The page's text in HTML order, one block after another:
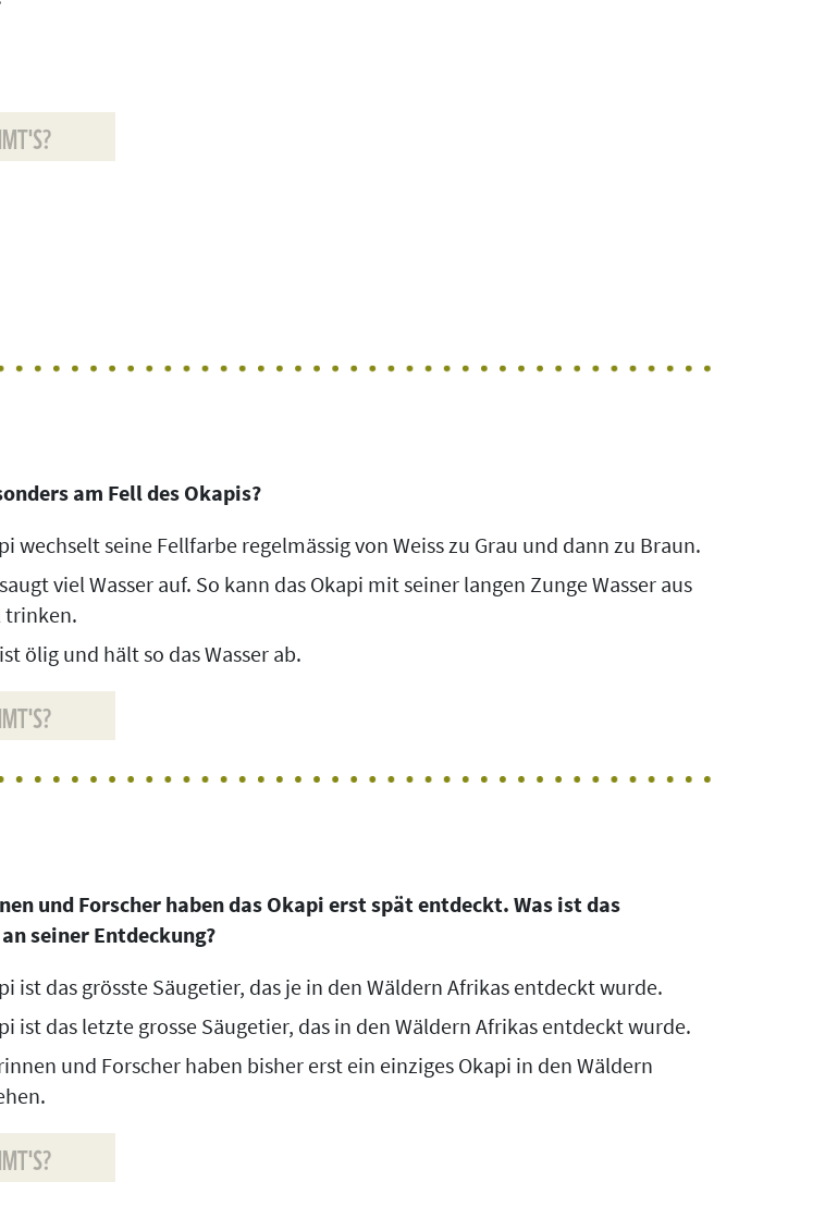
am Fell des Okapis?
wechselt seine Fellfarbe regelmässig von Weiss zu Grau und dann zu Braun.
viel Wasser auf. So kann das Okapi mit seiner langen Zunge Wasser aus
trinken.
ölig und hält so das Wasser ab.
und Forscher haben das Okapi erst spät entdeckt. Was ist das
seiner Entdeckung?
ist das grösste Säugetier, das je in den Wäldern Afrikas entdeckt wurde.
ist das letzte grosse Säugetier, das in den Wäldern Afrikas entdeckt wurde.
und Forscher haben bisher erst ein einziges Okapi in den Wäldern